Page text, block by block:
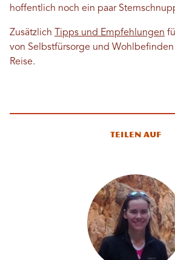
hoffentlich noch ein paar
Zusätzlich Tipps und Empfehlungen
von Selbstfürsorge und Wohlbefinden
Reise.
Teilen auf